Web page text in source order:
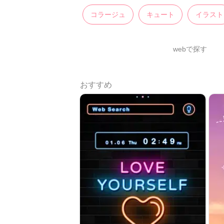
コラージュ キュート イラスト
webで探す
おすすめ